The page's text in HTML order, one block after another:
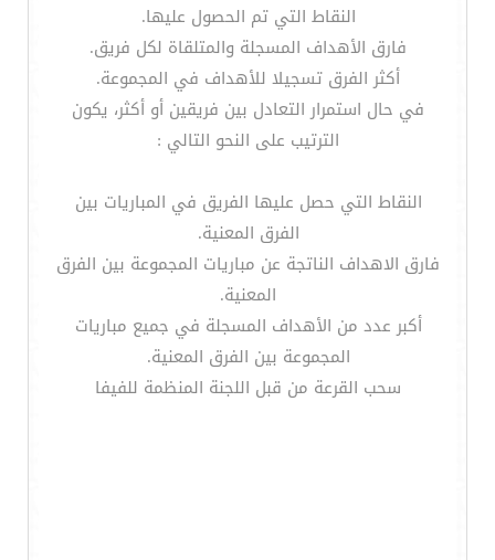
النقاط التي تم الحصول عليها.
فارق الأهداف المسجلة والمتلقاة لكل فريق.
أكثر الفرق تسجيلا للأهداف في المجموعة.
في حال استمرار التعادل بين فريقين أو أكثر، يكون
الترتيب على النحو التالي :
النقاط التي حصل عليها الفريق في المباريات بين
الفرق المعنية.
فارق الاهداف الناتجة عن مباريات المجموعة بين الفرق
المعنية.
أكبر عدد من الأهداف المسجلة في جميع مباريات
المجموعة بين الفرق المعنية.
سحب القرعة من قبل اللجنة المنظمة للفيفا